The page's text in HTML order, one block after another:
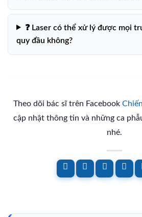
❓ Laser có thể xử lý được mọi
quy đầu không?
Theo dõi bác sĩ trên Facebook
cập nhật thông tin và những ca
nhé.